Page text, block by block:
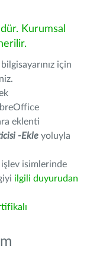
Kurumsal
için
eklenti
-Ekle yoluyla
işlev isimlerinde
ilgili duyurudan